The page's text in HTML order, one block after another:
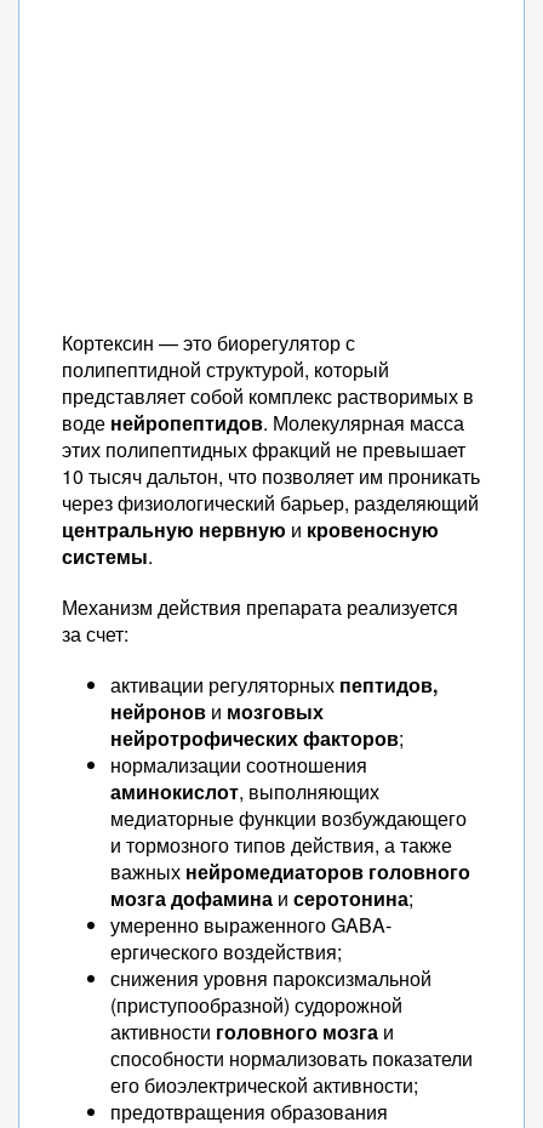
Кортексин — это биорегулятор с
полипептидной структурой, который
представляет собой комплекс растворимых в
воде нейропептидов. Молекулярная масса
этих полипептидных фракций не превышает
10 тысяч дальтон, что позволяет им проникать
через физиологический барьер, разделяющий
центральную нервную и кровеносную
системы.
Механизм действия препарата реализуется
за счет:
активации регуляторных пептидов,
нейронов и мозговых
нейротрофических факторов;
нормализации соотношения
аминокислот, выполняющих
медиаторные функции возбуждающего
и тормозного типов действия, а также
важных нейромедиаторов головного
мозга дофамина и серотонина;
умеренно выраженного GABA-
ергического воздействия;
снижения уровня пароксизмальной
(приступообразной) судорожной
активности головного мозга и
способности нормализовать показатели
его биоэлектрической активности;
предотвращения образования